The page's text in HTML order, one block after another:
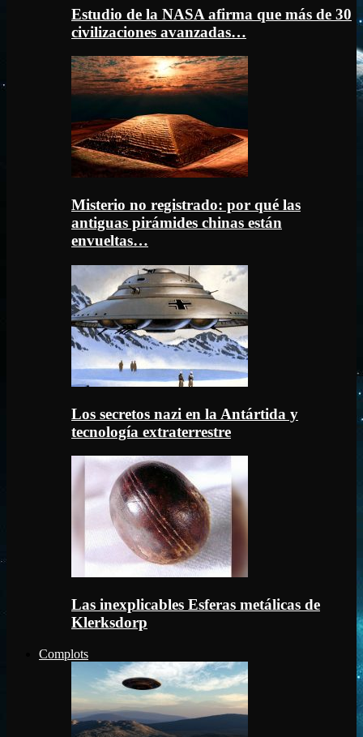
Estudio de la NASA afirma que más de 30
civilizaciones avanzadas…
Misterio no registrado: por qué las
antiguas pirámides chinas están
envueltas…
Los secretos nazi en la Antártida y
tecnología extraterrestre
Las inexplicables Esferas metálicas de
Klerksdorp
Complots